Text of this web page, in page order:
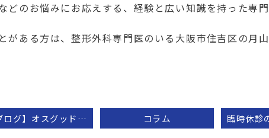
のお悩みにお応えする、経験と広い知識を持った専門
ある方は、整形外科専門医のいる大阪市住吉区の月
【ブログ】オスグッド・シュラッター病 コラム